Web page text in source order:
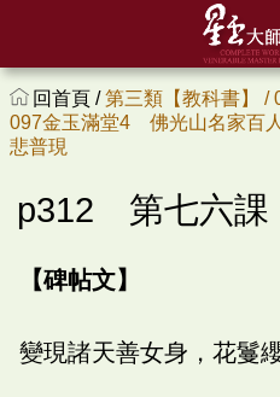
回首頁 /第三類【教科書】 /
097金玉滿堂4 佛光山名家百
悲普現
p312 第七六
【碑帖文】
變現諸天善女身，花鬘